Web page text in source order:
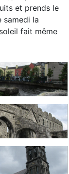
et prends le
samedi la
fait même